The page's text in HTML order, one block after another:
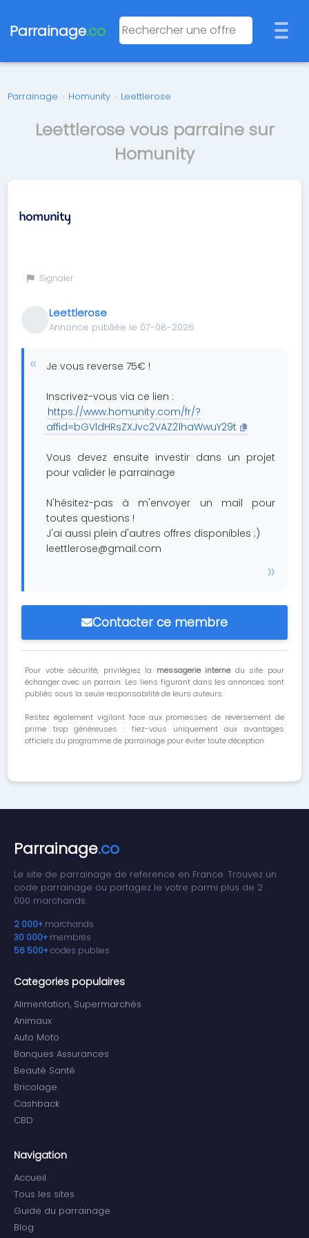
Parrainage.co
Parrainage › Homunity › Leettlerose
Leettlerose vous parraine sur
Homunity
Signaler
Leettlerose
Annonce publiée le 07-08-2026
Je vous reverse 75€ !
Inscrivez-vous via ce lien :
https://www.homunity.com/fr/?
affid=bGVldHRsZXJvc2VAZ21haWwuY29t
Vous devez ensuite investir dans un projet
pour valider le parrainage
N'hésitez-pas à m'envoyer un mail pour
toutes questions !
J'ai aussi plein d'autres offres disponibles ;)
leettlerose@gmail.com
Contacter ce membre
Pour votre sécurité, privilégiez la messagerie internedu site pour
échanger avec un parrain. Les liens figurant dans les annonces sont
publiés sous la seule responsabilité de leurs auteurs.
Restez également vigilant face aux promesses de reversement de
prime trop généreuses : fiez-vous uniquement aux avantages
officiels du programme de parrainage pour éviter toute déception.
Parrainage.co
Le site de parrainage de reference en France. Trouvez un
code parrainage ou partagez le votre parmi plus de 2
000 marchands.
2 000+ marchands
30 000+ membres
56 500+codes publies
Categories populaires
Alimentation, Supermarchés
Animaux
Auto Moto
Banques Assurances
Beauté Santé
Bricolage
Cashback
CBD
Navigation
Accueil
Tous les sites
Guide du parrainage
Blog